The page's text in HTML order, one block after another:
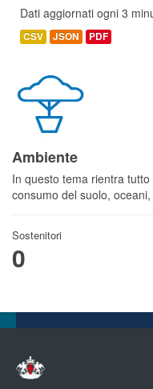
Dati aggiornati ogni 3
CSV JSON PDF
Ambiente
In questo tema rientra
consumo del suolo,
Sostenitori
0